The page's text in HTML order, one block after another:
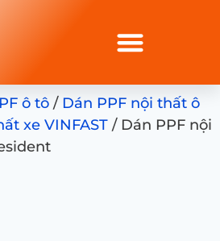
ô tô / Dán PPF nội thất ô
xe VINFAST / Dán PPF nội